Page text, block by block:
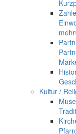
mehr
Kultur /